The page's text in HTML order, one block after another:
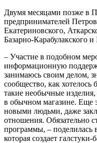
Двумя месяцами позже в
предпринимателей
Екатериновского,
Базарно-Карабулакского
– Участие в подобном
информационную
занимаюсь своим делом,
сообщество, как хотелось
такие необычные
в обычном магазине. Еще
новыми людьми, даже
отношения. Обязательно
программы, – поделилась
которая создает галстуки-